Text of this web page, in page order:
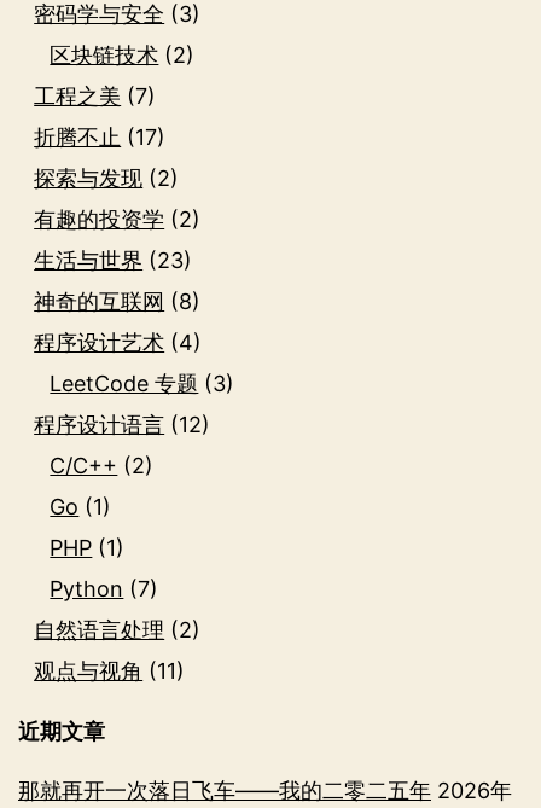
密码学与安全 (3)
区块链技术 (2)
工程之美 (7)
折腾不止 (17)
探索与发现 (2)
有趣的投资学 (2)
生活与世界 (23)
神奇的互联网 (8)
程序设计艺术 (4)
LeetCode 专题 (3)
程序设计语言 (12)
C/C++ (2)
Go (1)
PHP (1)
Python (7)
自然语言处理 (2)
观点与视角 (11)
近期文章
那就再开一次落日飞车——我的二零二五年 2026年